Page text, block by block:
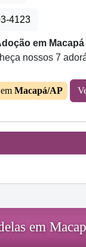
4123
em
nossos 7
Macapá/AP
em